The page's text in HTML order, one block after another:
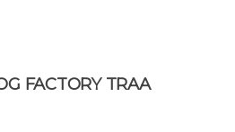
FACTORY TRAA